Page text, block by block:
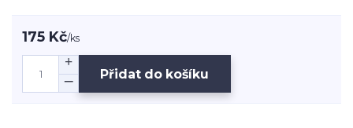
175 Kč/ks
Přidat do košíku